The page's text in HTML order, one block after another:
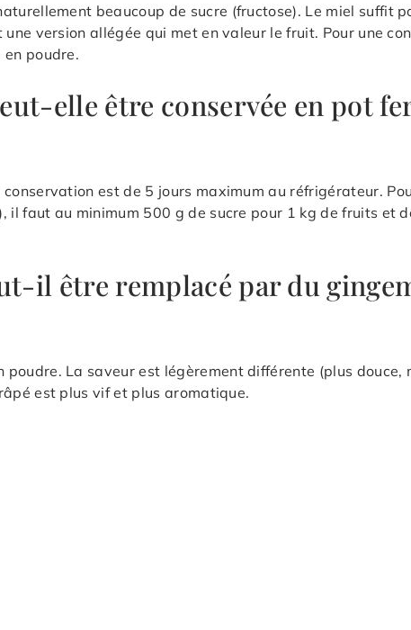
beaucoup de sucre (fructose). Le miel suffit
une version allégée qui met en valeur le fruit. Pour une
poudre.
elle être conservée en pot
est de 5 jours maximum au réfrigérateur.
il faut au minimum 500 g de sucre pour 1 kg de fruits et
il être remplacé par du
La saveur est légèrement différente (plus douce,
est plus vif et plus aromatique.